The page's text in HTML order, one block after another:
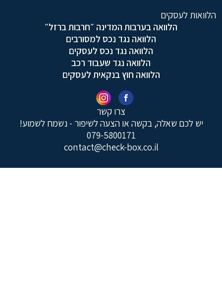
צרו קשר
יש לכם שאלה, בקשה או הצעה לשיפור - נשמח לשמוע!
079-5800171
contact@check-box.co.il
הלוואות לעסקים
הלוואה בערבות המדינה ״חרבות ברזל״
הלוואה נגד נכס למסורבים
הלוואה נגד נכס לעסקים
הלוואה נגד שעבוד רכב
הלוואה חוץ בנקאית לעסקים